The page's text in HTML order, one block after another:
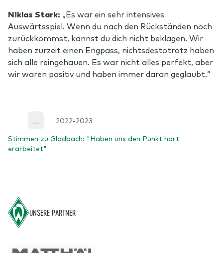
Niklas Stark: „Es war ein sehr intensives
Auswärtsspiel. Wenn du nach den Rückständen noch
zurückkommst, kannst du dich nicht beklagen. Wir
haben zurzeit einen Engpass, nichtsdestotrotz haben
sich alle reingehauen. Es war nicht alles perfekt, aber
wir waren positiv und haben immer daran geglaubt.“
2022-2023
Stimmen zu Gladbach: "Haben uns den Punkt hart
erarbeitet"
UNSERE PARTNER